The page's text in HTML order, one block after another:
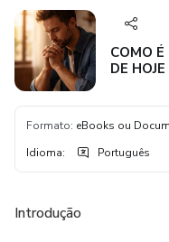
COMO
DE HOJE
Formato: eBooks ou
Idioma: Português
Introdução